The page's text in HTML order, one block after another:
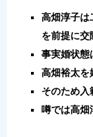
高畑淳子は
を前提に交
事実婚状態
高畑裕太を
そのため入
噂では高